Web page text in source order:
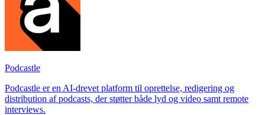
Podcastle
Podcastle er en AI-drevet platform til oprettelse, redigering og
distribution af podcasts, der støtter både lyd og video samt remote
interviews.